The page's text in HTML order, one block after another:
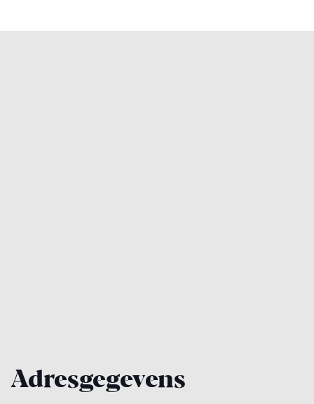
Adresgegevens